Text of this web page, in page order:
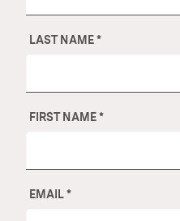
LAST NAME*
FIRST NAME*
EMAIL*